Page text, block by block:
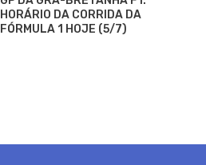
HORÁRIO DA CORRIDA DA
FÓRMULA 1 HOJE (5/7)